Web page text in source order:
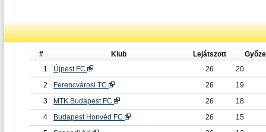
# Klub Lejátszott
1
Újpest FC 26
20
2
Ferencvárosi TC 26
19
3
MTK Budapest FC 26
18
4
Budapest Honvéd FC 26
15